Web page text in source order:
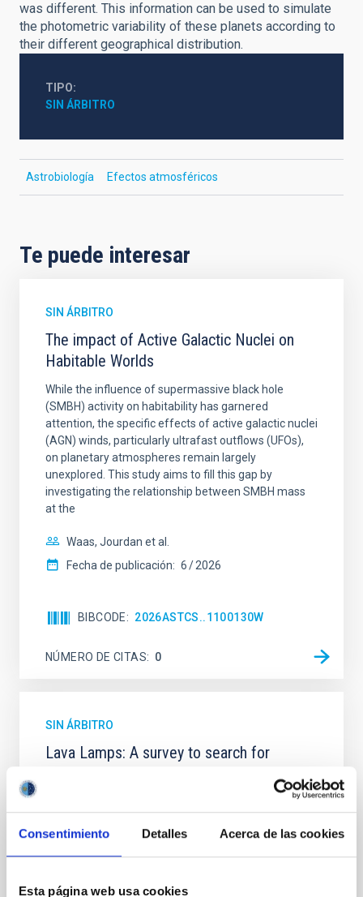
Consentimiento Detalles Acerca de las cookies
Esta página web usa cookies
was different. This information can be used to simulate
the photometric variability of these planets according to
their different geographical distribution.
TIPO
SIN ÁRBITRO
Astrobiología Efectos atmosféricos
Te puede interesar
SIN ÁRBITRO
The impact of Active Galactic Nuclei on
Habitable Worlds
While the influence of supermassive black hole
(SMBH) activity on habitability has garnered
attention, the specific effects of active galactic nuclei
(AGN) winds, particularly ultrafast outflows (UFOs),
on planetary atmospheres remain largely
unexplored. This study aims to fill this gap by
investigating the relationship between SMBH mass
at the
Waas, Jourdan et al.
Fecha de publicación: 6 2026
BIBCODE 2026ASTCS..1100130W
NÚMERO DE CITAS 0
SIN ÁRBITRO
Lava Lamps: A survey to search for
silicate vapor atmospheres in the ultra-hot
possess dayside temperatures that are hot enough
to have their surfaces vaporize and become a silicate
emission can efficiently probe for the presence of